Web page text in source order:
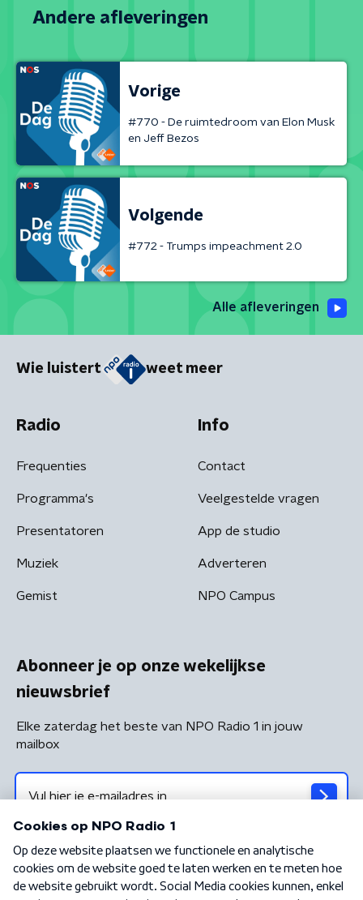
Andere afleveringen
Vorige
#770 - De ruimtedroom van Elon Musk
en Jeff Bezos
Volgende
#772 - Trumps impeachment 2.0
Alle afleveringen
Wie luistert weet meer
Radio
Frequenties
Programma's
Presentatoren
Muziek
Gemist
Info
Contact
Veelgestelde vragen
App de studio
Adverteren
NPO Campus
Abonneer je op onze wekelijkse
nieuwsbrief
Elke zaterdag het beste van NPO Radio 1 in jouw
mailbox
Algemene voorwaarden